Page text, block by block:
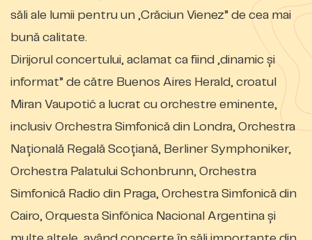
săli ale lumii pentru un „Crăciun Vienez” de cea mai
bună calitate.
Dirijorul concertului, aclamat ca fiind „dinamic și
informat” de către Buenos Aires Herald, croatul
Miran Vaupotić a lucrat cu orchestre eminente,
inclusiv Orchestra Simfonică din Londra, Orchestra
Națională Regală Scoțiană, Berliner Symphoniker,
Orchestra Palatului Schonbrunn, Orchestra
Simfonică Radio din Praga, Orchestra Simfonică din
Cairo, Orquesta Sinfónica Nacional Argentina și